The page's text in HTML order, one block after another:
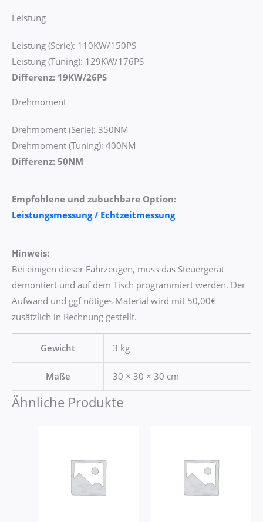
Leistung
Leistung (Serie): 110KW/150PS
Leistung (Tuning): 129KW/176PS
Differenz: 19KW/26PS
Drehmoment
Drehmoment (Serie): 350NM
Drehmoment (Tuning): 400NM
Differenz: 50NM
Empfohlene und zubuchbare Option:
Leistungsmessung / Echtzeitmessung
Hinweis:
Bei einigen dieser Fahrzeugen, muss das Steuergerät
demontiert und auf dem Tisch programmiert werden. Der
Aufwand und ggf nötiges Material wird mit 50,00€
zusätzlich in Rechnung gestellt.
Gewicht 3 kg
Maße 30 × 30 × 30 cm
Ähnliche Produkte